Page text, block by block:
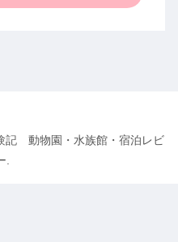
記 動物園・水族館・宿泊レビ
.